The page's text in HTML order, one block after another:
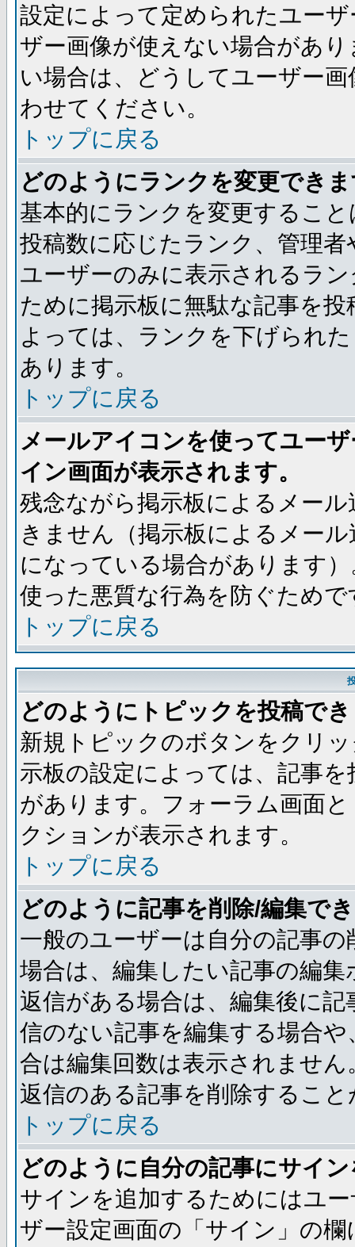
設定によって定められたユー
ザー画像が使えない場合があ
い場合は、どうしてユーザー
わせてください。
トップに戻る
どのようにランクを変更でき
基本的にランクを変更するこ
投稿数に応じたランク、管理
ユーザーのみに表示されるラ
ために掲示板に無駄な記事を
よっては、ランクを下げられ
あります。
トップに戻る
メールアイコンを使ってユー
イン画面が表示されます。
残念ながら掲示板によるメー
きません（掲示板によるメー
になっている場合があります
使った悪質な行為を防ぐためで
トップに戻る
どのようにトピックを投稿で
新規トピックのボタンをクリ
示板の設定によっては、記事
があります。フォーラム画面
クションが表示されます。
トップに戻る
どのように記事を削除/編集で
一般のユーザーは自分の記事
場合は、編集したい記事の編
返信がある場合は、編集後に
信のない記事を編集する場合
合は編集回数は表示されませ
返信のある記事を削除するこ
トップに戻る
どのように自分の記事にサイ
サインを追加するためにはユ
ザー設定画面の「サイン」の